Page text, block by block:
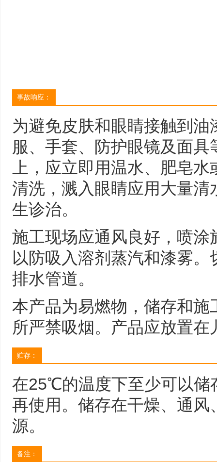
事故响应：
为避免皮肤和眼睛接触到
服、手套、防护眼镜及面
上，应立即用温水、肥皂
清洗，溅入眼睛应用大量
生诊治。
施工现场应通风良好，喷
以防吸入溶剂蒸汽和漆雾
排水管道。
本产品为易燃物，储存和
所严禁吸烟。产品应放置
贮存：
在25℃的温度下至少可以储
再使用。储存在干燥、通
源。
备注：